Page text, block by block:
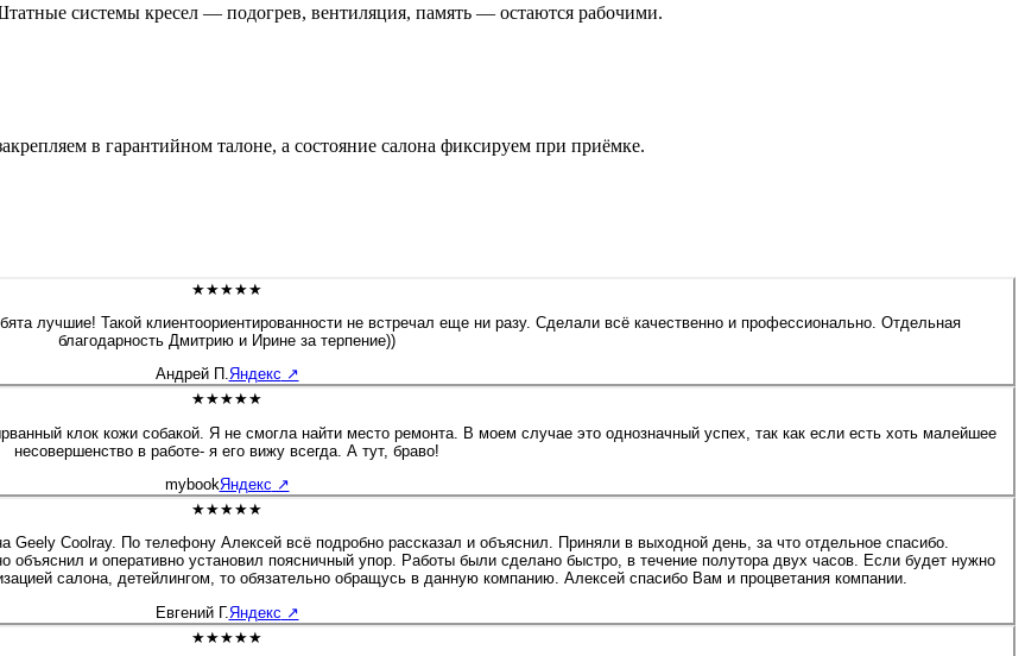
системы кресел — подогрев, вентиляция, память — остаются рабочими.
в гарантийном талоне, а состояние салона фиксируем при приёмке.
★★★★★
лучшие! Такой клиентоориентированности не встречал еще ни разу. Сделали всё качественно и профессионально. Отдельная
благодарность Дмитрию и Ирине за терпение))
Андрей П.Яндекс ↗
★★★★★
клок кожи собакой. Я не смогла найти место ремонта. В моем случае это однозначный успех, так как если есть хоть малейшее
несовершенство в работе- я его вижу всегда. А тут, браво!
mybookЯндекс ↗
★★★★★
Geely Coolray. По телефону Алексей всё подробно рассказал и объяснил. Приняли в выходной день, за что отдельное спасибо.
объяснил и оперативно установил поясничный упор. Работы были сделано быстро, в течение полутора двух часов. Если будет нужно
салона, детейлингом, то обязательно обращусь в данную компанию. Алексей спасибо Вам и процветания компании.
Евгений Г. Яндекс ↗
★★★★★